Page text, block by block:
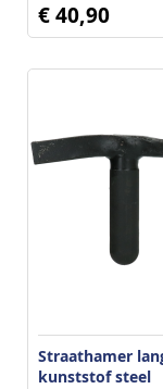
€ 40,90
Straathamer
kunststof steel